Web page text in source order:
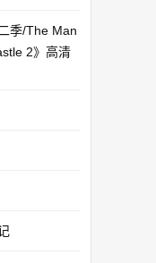
季/The Man
2》高清